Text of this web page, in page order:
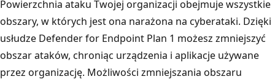
Powierzchnia ataku Twojej organizacji obejmuje wszystkie
obszary, w których jest ona narażona na cyberataki. Dzięki
usłudze Defender for Endpoint Plan 1 możesz zmniejszyć
obszar ataków, chroniąc urządzenia i aplikacje używane
przez organizację. Możliwości zmniejszania obszaru